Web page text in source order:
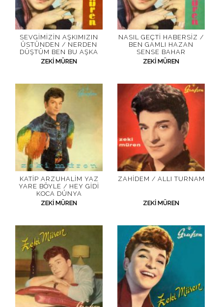
SEVGIMIZIN AŞKIMIZIN
ÜSTÜNDEN / NERDEN
DÜŞTÜM BEN BU AŞKA
ZEKI MÜREN
NASIL GEÇTI HABERSIZ /
BEN GAMLI HAZAN
SENSE BAHAR
ZEKI MÜREN
KATIP ARZUHALIM YAZ
YARE BÖYLE / HEY GIDI
KOCA DÜNYA
ZEKI MÜREN
ZAHIDEM / ALLI TURNAM
ZEKI MÜREN